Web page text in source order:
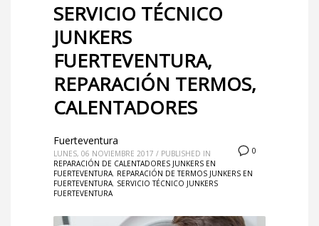
SERVICIO TÉCNICO
JUNKERS
FUERTEVENTURA,
REPARACIÓN TERMOS,
CALENTADORES
0
Fuerteventura
LUNES, 06 NOVIEMBRE 2017 / PUBLISHED IN
REPARACIÓN DE CALENTADORES JUNKERS EN
FUERTEVENTURA, REPARACIÓN DE TERMOS JUNKERS EN
FUERTEVENTURA, SERVICIO TÉCNICO JUNKERS
FUERTEVENTURA